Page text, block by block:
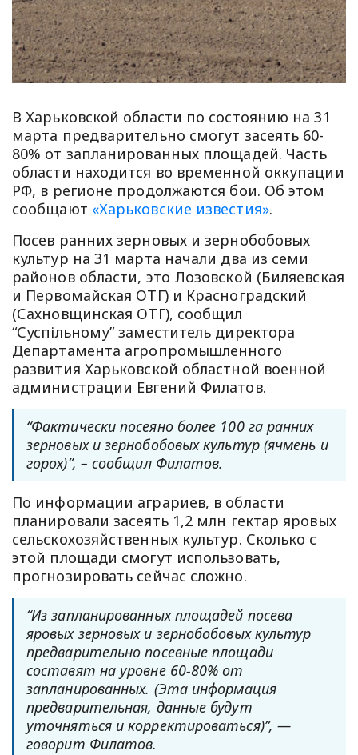
В Харьковской области по состоянию на 31
марта предварительно смогут засеять 60-
80% от запланированных площадей. Часть
области находится во временной оккупации
РФ, в регионе продолжаются бои. Об этом
сообщают «Харьковские известия».
Посев ранних зерновых и зернобобовых
культур на 31 марта начали два из семи
районов области, это Лозовской (Биляевская
и Первомайская ОТГ) и Красноградский
(Сахновщинская ОТГ), сообщил
“Суспільному” заместитель директора
Департамента агропромышленного
развития Харьковской областной военной
администрации Евгений Филатов.
“Фактически посеяно более 100 га ранних
зерновых и зернобобовых культур (ячмень и
горох)”, – сообщил Филатов.
По информации аграриев, в области
планировали засеять 1,2 млн гектар яровых
сельскохозяйственных культур. Сколько с
этой площади смогут использовать,
прогнозировать сейчас сложно.
“Из запланированных площадей посева
яровых зерновых и зернобобовых культур
предварительно посевные площади
составят на уровне 60-80% от
запланированных. (Эта информация
предварительная, данные будут
уточняться и корректироваться)”, —
говорит Филатов.